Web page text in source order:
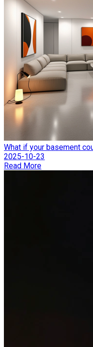
What if your basement
2025-10-23
Read More